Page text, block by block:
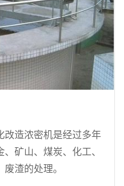
改造浓密机是经过多年
矿山、煤炭、化工、
渣的处理。